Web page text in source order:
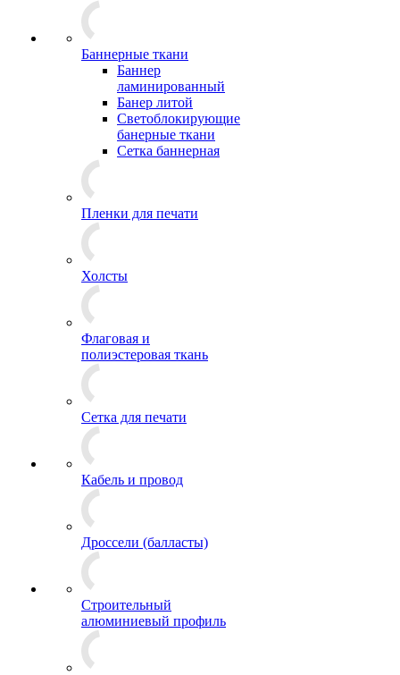
Баннерные ткани
Баннер
ламинированный
Банер литой
Светоблокирующие
банерные ткани
Сетка баннерная
Пленки для печати
Холсты
Флаговая и
полиэстеровая ткань
Сетка для печати
Кабель и провод
Дроссели (балласты)
Строительный
алюминиевый профиль